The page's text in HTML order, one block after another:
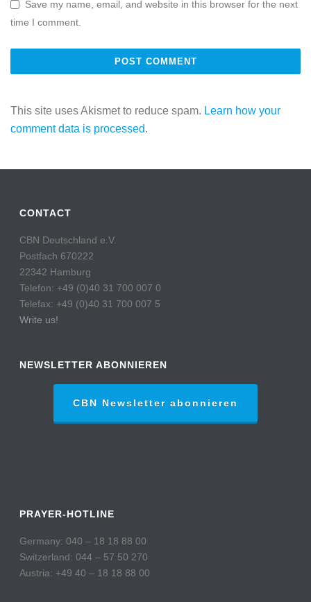
Save my name, email, and website in this browser for the next
time I comment.
This site uses Akismet to reduce spam. Learn how your
comment data is processed.
CONTACT
CBN Deutschland e.V.
Postfach 670222
22342 Hamburg
Telefon: +49 (0)40 31 700 007 0
Telefax: +49 (0)40 31 700 007 5
Write us!
NEWSLETTER ABONNIEREN
CBN Newsletter abonnieren
PRAYER-HOTLINE
Germany: 040 – 18 18 88 00
Switzerland: 044 – 57 50 270
Austria: +49 40 – 18 18 88 00